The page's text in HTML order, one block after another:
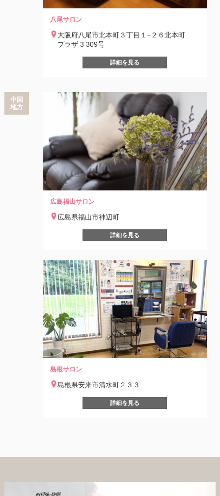
八尾サロン
大阪府八尾市北本町３丁目１−２６北本町
プラザ 3 309号
詳細を見る
中国
地方
広島福山サロン
広島県福山市神辺町
詳細を見る
島根サロン
島根県安来市清水町２３３
詳細を見る